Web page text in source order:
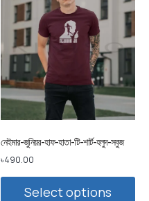
নেইমার-জুনিয়র-হাফ-হাতা-টি-শার্ট-হলুদ-সবুজ
৳490.00
Select options